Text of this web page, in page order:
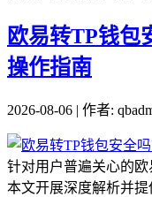
欧易转TP钱包
操作指南
2026-08-06 | 作者:
针对用户普遍关心的欧
本文开展深度解析并